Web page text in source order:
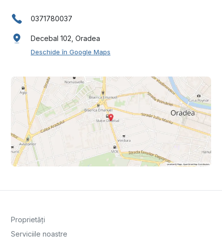
0371780037
Decebal 102, Oradea
Deschide în Google Maps
Proprietăți
Serviciile noastre